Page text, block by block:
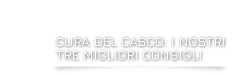
CURA DEL CASCO: I NOSTRI
TRE MIGLIORI CONSIGLI